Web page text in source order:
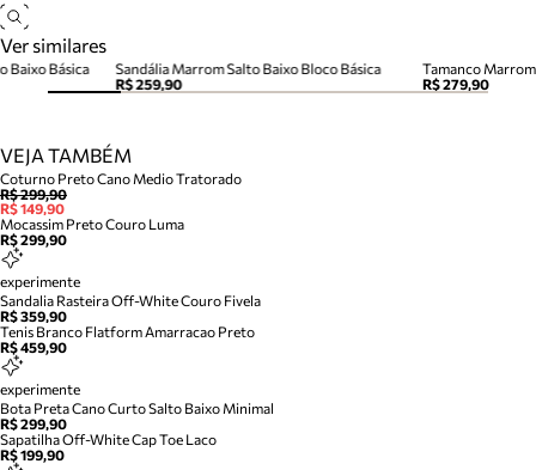
Ver similares
Sandália Marrom Salto Baixo Bloco Básica
R$ 259,90
R$ 279,90
Baixo Básica
VEJA TAMBÉM
Coturno Preto Cano Medio Tratorado
R$ 299,90
R$ 149,90
Mocassim Preto Couro Luma
R$ 299,90
experimente
Sandalia Rasteira Off-White Couro Fivela
R$ 359,90
Tenis Branco Flatform Amarracao Preto
R$ 459,90
experimente
Bota Preta Cano Curto Salto Baixo Minimal
R$ 299,90
Sapatilha Off-White Cap Toe Laco
R$ 199,90